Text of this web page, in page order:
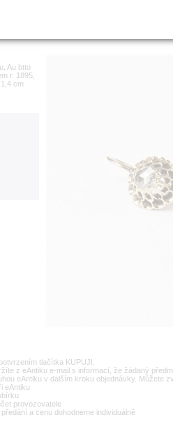
Au btto
r. 1895,
cm
tlačítka KUPUJI.
z eAntiku e-mail s informací, že žádaný
eAntiku v dalším kroku objednávky. Můžete
eAntiku
provozovatele
a cenu dohodneme individuálně